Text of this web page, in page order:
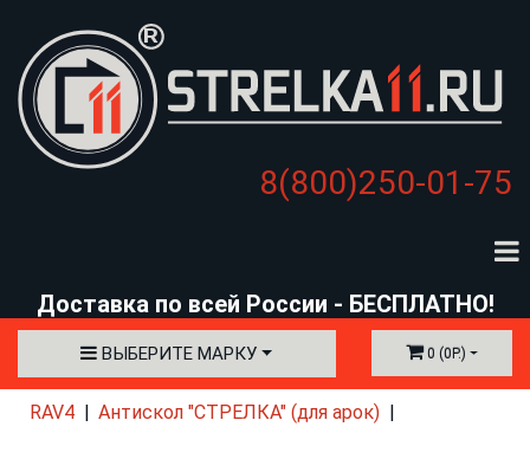
8(800)250-01-75
Доставка по всей России - БЕСПЛАТНО!
ВЫБЕРИТЕ МАРКУ 0 (0Р.)
RAV4 Антискол "СТРЕЛКА" (для арок)